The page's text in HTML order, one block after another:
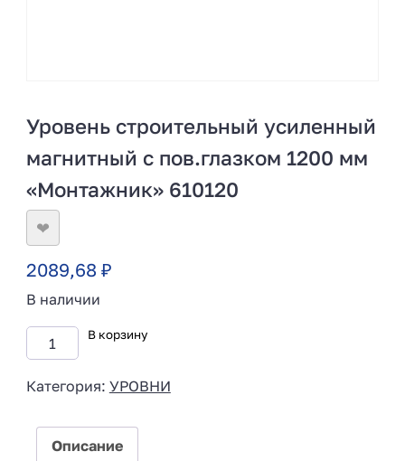
Уровень строительный усиленный
магнитный с пов.глазком 1200 мм
«Монтажник» 610120
❤
2089,68 ₽
В наличии
В корзину
Категория: УРОВНИ
Описание